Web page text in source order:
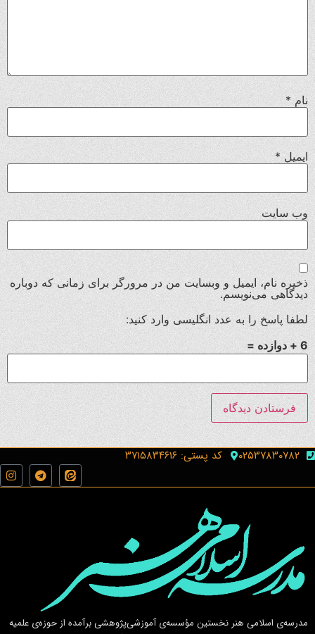
نام*
ایمیل*
وب‌ سایت
ذخیره نام، ایمیل و وبسایت من در مرورگر برای زمانی که دوباره
دیدگاهی می‌نویسم.
لطفا پاسخ را به عدد انگلیسی وارد کنید:
6 + دوازده =
۰۲۵۳۷۸۳۰۷۸۲ کد پستی: ۳۷۱۵۸۳۴۶۱۶
مدرسه‌ی اسلامى هنر نخستين مؤسسه‌ی آموزشى‌پژوهشى برآمده از حوزه‌ی علميه